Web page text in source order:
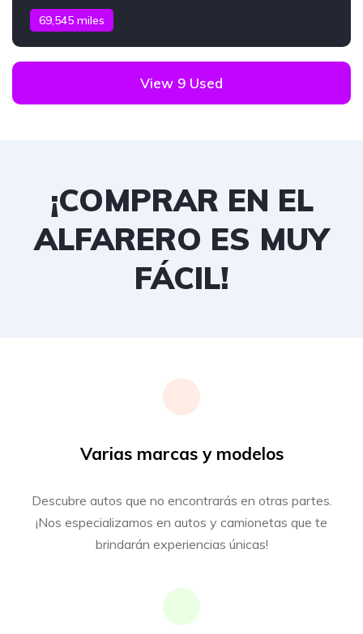
69,545 miles
View 9 Used
¡COMPRAR EN EL
ALFARERO ES MUY
FÁCIL!
Varias marcas y modelos
Descubre autos que no encontrarás en otras partes.
¡Nos especializamos en autos y camionetas que te
brindarán experiencias únicas!